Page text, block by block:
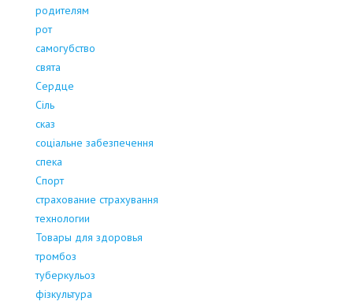
родителям
рот
самогубство
свята
Сердце
Сіль
сказ
соціальне забезпечення
спека
Спорт
страхование страхування
технологии
Товары для здоровья
тромбоз
туберкульоз
фізкультура